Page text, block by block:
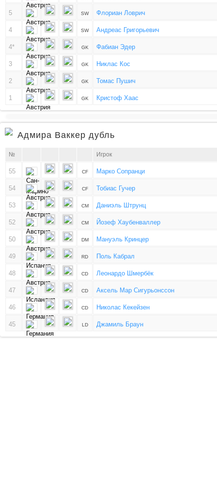
5 SW Флориан Ловрич
4 SW Андреас Григорьевич
4* GK Фабиан Эдер
3 GK Никлас Кос
2 GK Томас Пушич
1 GK Кристоф Хаас
Адмира Ваккер дубль
№ Игрок
55 CF Марко Сопранци
54 CF Тобиас Гучер
53 CM Даниэль Штрунц
52 CM Йозеф Хаубенваллер
50 DM Мануэль Кринцер
49 RD Поль Кабрал
48 CD Леонардо Шмербёк
47 CD Аксель Мар Сигурьонссон
46 CD Николас Кекейзен
45 LD Джамиль Браун